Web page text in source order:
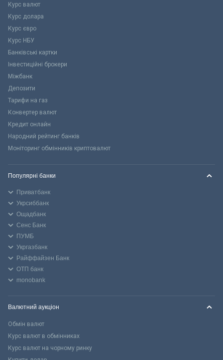
Курс валют
Курс долара
Курс євро
Курс НБУ
Банківські картки
Інвестиційні брокери
Міжбанк
Депозити
Тарифи на газ
Конвертер валют
Кредит онлайн
Народний рейтинг банків
Моніторинг обмінників криптовалют
Популярні банки
Приватбанк
Укрсиббанк
Ощадбанк
Сенс Банк
ПУМБ
Укргазбанк
Райффайзен Банк
ОТП банк
monobank
Валютний аукціон
Обмін валют
Курс валют в обмінниках
Курс валют на чорному ринку